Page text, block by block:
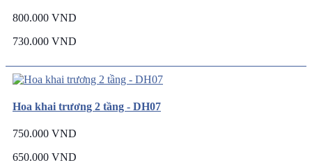
800.000 VND
730.000 VND
Hoa khai trương 2 tầng - DH07
750.000 VND
650.000 VND